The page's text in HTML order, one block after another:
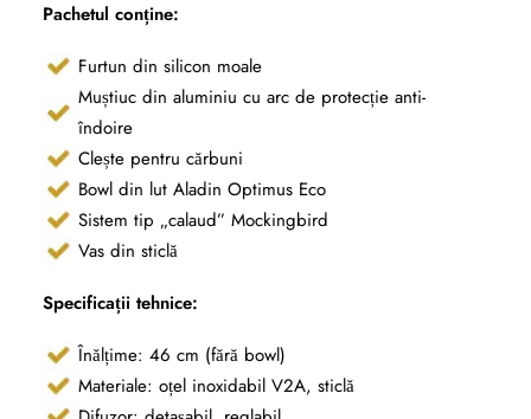
Pachetul conține:
Furtun din silicon moale
Muștiuc din aluminiu cu arc de protecție anti-
îndoire
Clește pentru cărbuni
Bowl din lut Aladin Optimus Eco
Sistem tip „calaud” Mockingbird
Vas din sticlă
Specificații tehnice:
Înălțime: 46 cm (fără bowl)
Materiale: oțel inoxidabil V2A, sticlă